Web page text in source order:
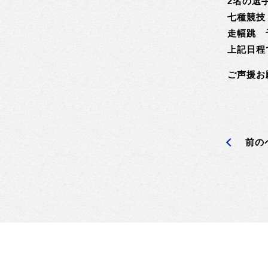
七種競
走幅跳
上記日
ご声援
前の